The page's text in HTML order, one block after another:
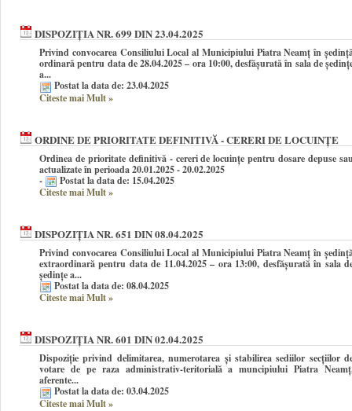
DISPOZIȚIA NR. 699 DIN 23.04.2025
Privind convocarea Consiliului Local al Municipiului Piatra Neamţ în
ordinară pentru data de 28.04.2025 – ora 10:00, desfășurată în sala de
a...
Postat la data de: 23.04.2025
Citeste mai Mult»
ORDINE DE PRIORITATE DEFINITIVĂ - CERERI DE LOCUINȚE
Ordinea de prioritate definitivă - cereri de locuințe pentru dosare depuse
actualizate în perioada 20.01.2025 - 20.02.2025
-
Postat la data de: 15.04.2025
Citeste mai Mult»
DISPOZIȚIA NR. 651 DIN 08.04.2025
Privind convocarea Consiliului Local al Municipiului Piatra Neamţ în
extraordinară pentru data de 11.04.2025 – ora 13:00, desfășurată în sala
ședințe a...
Postat la data de: 08.04.2025
Citeste mai Mult»
DISPOZIȚIA NR. 601 DIN 02.04.2025
Dispoziție privind delimitarea, numerotarea și stabilirea sediilor secțiilor
votare de pe raza administrativ-teritorială a muncipiului Piatra
aferente...
Postat la data de: 03.04.2025
Citeste mai Mult»